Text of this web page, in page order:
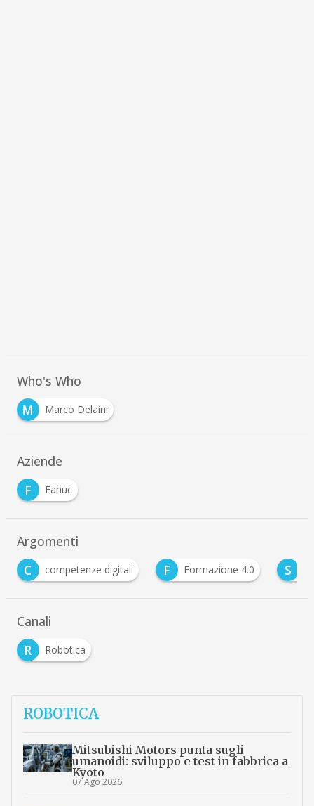
Who's Who
M
Marco Delaini
Aziende
F
Fanuc
Argomenti
digitali F Formazione 4.0 S skill shortage
Canali
R
Robotica
ROBOTICA
Mitsubishi Motors punta sugli
umanoidi: sviluppo e test in fabbrica a
Kyoto
07 Ago 2026